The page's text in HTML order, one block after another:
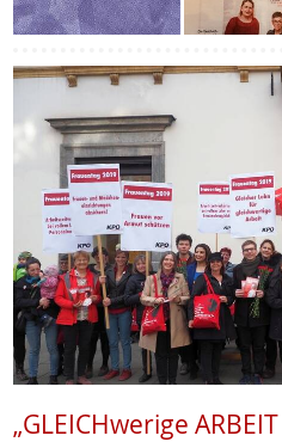
„GLEICHwerige